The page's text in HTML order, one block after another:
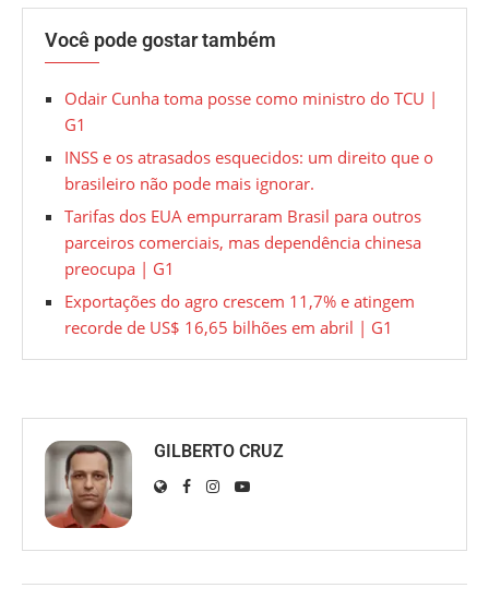
Você pode gostar também
Odair Cunha toma posse como ministro do TCU |
G1
INSS e os atrasados esquecidos: um direito que o
brasileiro não pode mais ignorar.
Tarifas dos EUA empurraram Brasil para outros
parceiros comerciais, mas dependência chinesa
preocupa | G1
Exportações do agro crescem 11,7% e atingem
recorde de US$ 16,65 bilhões em abril | G1
GILBERTO CRUZ